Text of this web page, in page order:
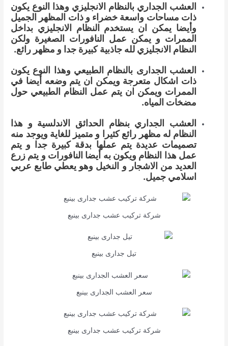
العشب الجداري بالنظام الانجليزي وهذا النوع يكون
ذات مساحات واسعة خضراء و ذات المظهر الجميل
وأيضا يمكن ان يستخدم النظام الانجليزي بداخل
الممرات و يمكن عمل النافورات الصغيرة ولكن
النظام الانجليزي لله جاذبية كبيرة جدا و مظهر رائع.
العشب الجدارى بالنظام الطبيعي وهذا النوع يكون
ذات اشكال متعرجة ويمكن ان يتم وضعه أيضا في
الممرات ويمكن ان يتم عمل النظام الطبيعي حول
مضخات المياه.
العشب الجداري بنظام الحدائق الاندلسية و هذا
النظام له مظهر رائع كثيرا و متميز للغاية ويوجد منه
تصميمات عديدة يتم عملها بدقة كبيرة جدا و يتم
عمل هذا النظام ويكون به أيضا النافورات و يتم زرع
العديد من الاشجار و النخيل وهو يعطي طابع عربي
اسلامي جميل.
شركة تركيب عشب جدارى بينبع
تيل جدارى بينبع
سعر العشب الجدارى بينبع
شركة تركيب عشب جدارى بينبع